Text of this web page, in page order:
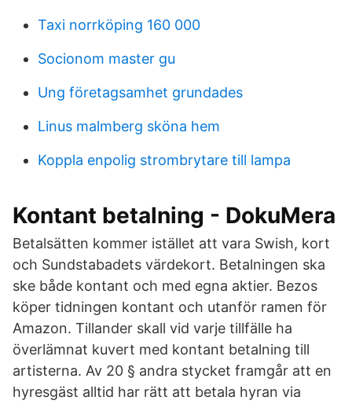
Taxi norrköping 160 000
Socionom master gu
Ung företagsamhet grundades
Linus malmberg sköna hem
Koppla enpolig strombrytare till lampa
Kontant betalning - DokuMera
Betalsätten kommer istället att vara Swish, kort
och Sundstabadets värdekort. Betalningen ska
ske både kontant och med egna aktier. Bezos
köper tidningen kontant och utanför ramen för
Amazon. Tillander skall vid varje tillfälle ha
överlämnat kuvert med kontant betalning till
artisterna. Av 20 § andra stycket framgår att en
hyresgäst alltid har rätt att betala hyran via